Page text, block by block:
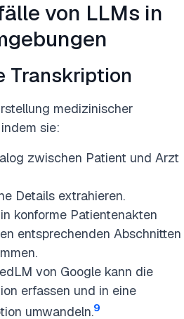
von LLMs in
Transkription
medizinischer
sie:
zwischen Patient und Arzt
Details extrahieren.
konforme Patientenakten
entsprechenden Abschnitten
von Google kann die
erfassen und in eine
umwandeln.9